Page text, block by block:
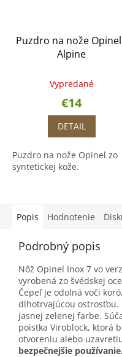
Puzdro na nože
Alpine
Vypredané
€14
DETAIL
Puzdro na nože Opinel zo
syntetickej kože.
Popis Hodnotenie
Podrobný popis
Nôž Opinel Inox 7 vo
vyrobená zo švédskej
Čepeľ je odolná voči
dlhotrvajúcou ostrosťou.
jasnej zelenej farbe.
poistka Viroblock, ktorá
otvoreniu alebo
bezpečnejšie používanie.